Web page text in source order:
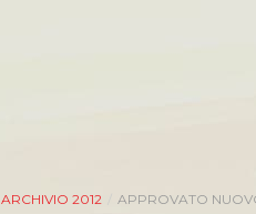
ARCHIVIO 2012 APPROVATO